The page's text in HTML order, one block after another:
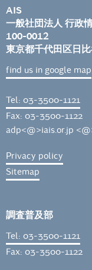
AIS
一般社団法人 行政
100-0012
東京都千代田区日
find us in google map
Tel: 03-3500-1121
Fax: 03-3500-1122
adp<@>iais.or.jp
Privacy policy
Sitemap
調査普及部
Tel: 03-3500-1121
Fax: 03-3500-1122